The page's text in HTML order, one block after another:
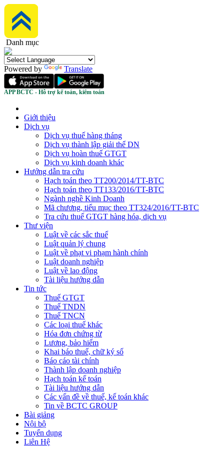
Danh mục
Powered by Translate
APP BCTC - Hỗ trợ kế toán, kiểm toán
Giới thiệu
Dịch vụ
Dịch vụ thuế hàng tháng
Dịch vụ thành lập giải thể DN
Dịch vụ hoàn thuế GTGT
Dịch vụ kinh doanh khác
Hướng dẫn tra cứu
Hạch toán theo TT200/2014/TT-BTC
Hạch toán theo TT133/2016/TT-BTC
Ngành nghề Kinh Doanh
Mã chương, tiểu mục theo TT324/2016/TT-BTC
Tra cứu thuế GTGT hàng hóa, dịch vụ
Thư viện
Luật về các sắc thuế
Luật quản lý chung
Luật về phạt vi phạm hành chính
Luật doanh nghiệp
Luật về lao động
Tài liệu hướng dẫn
Tin tức
Thuế GTGT
Thuế TNDN
Thuế TNCN
Các loại thuế khác
Hóa đơn chứng từ
Lương, bảo hiểm
Khai báo thuế, chữ ký số
Báo cáo tài chính
Thành lập doanh nghiệp
Hạch toán kế toán
Tài liệu hướng dẫn
Các vấn đề về thuế, kế toán khác
Tin về BCTC GROUP
Bài giảng
Nội bộ
Tuyển dụng
Liên Hệ